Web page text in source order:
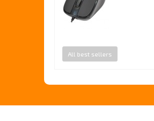
All best sellers